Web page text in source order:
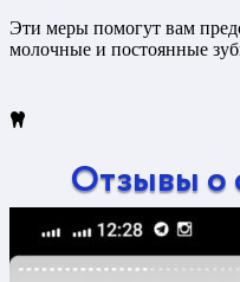
Эти меры помогут вам
молочные и постоянные
Отзывы о